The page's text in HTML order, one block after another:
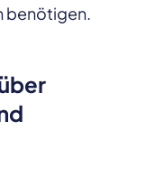
benötigen.